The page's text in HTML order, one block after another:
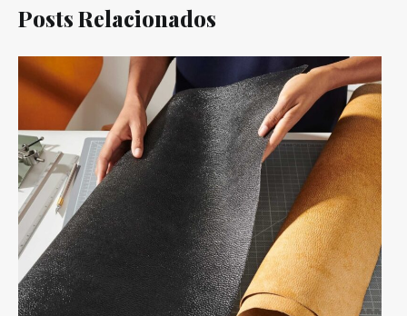
Posts Relacionados